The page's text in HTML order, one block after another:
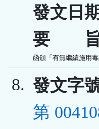
發文日
要 旨
函頒「有無繼續施用
8. 發文字
第